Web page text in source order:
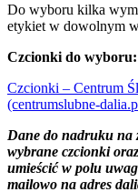
Do wyboru kilka
etykiet w dowolnym
Czcionki do wyboru:
Czcionki – Centrum
(centrumslubne-
Dane do nadruku na
wybrane czcionki
umieścić w polu
mailowo na adres